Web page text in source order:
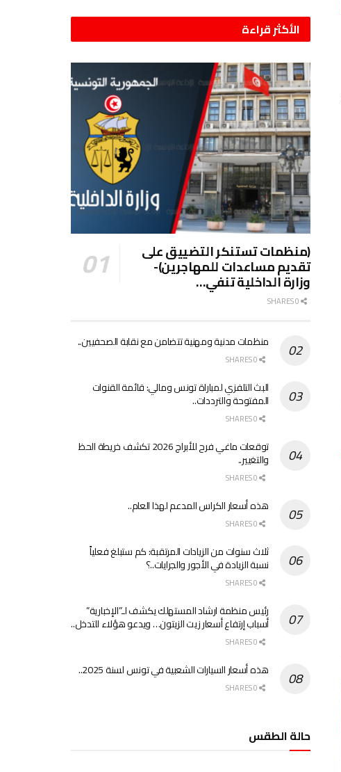
الأكثر قراءة
(منظمات تستنكر التضييق على
تقديم مساعدات للمهاجرين)-
وزارة الداخلية تنفي…
منظمات مدنية ومهنية تتضامن مع نقابة الصحفيين..
البث التلفزي لمباراة تونس ومالي: قائمة القنوات
المفتوحة والترددات..
توقعات ماغي فرح للأبراج 2026 تكشف خريطة الحظ
والتغيير..
هذه أسعار الكراس المدعم لهذا العام..
ثلاث سنوات من الزيادات المرتقبة: كم ستبلغ فعلياً
نسبة الزيادة في الأجور والجرايات..؟
رئيس منظمة ارشاد المستهلك يكشف لـ”الإخبارية”
أسباب إرتفاع أسعار زيت الزيتون… ويدعو هؤلاء للتدخل..
هذه أسعار السيارات الشعبية في تونس لسنة 2025..
حالة الطقس